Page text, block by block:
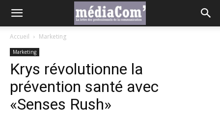
Accueil Marketing
Marketing
Krys révolutionne la
prévention santé avec
«Senses Rush»